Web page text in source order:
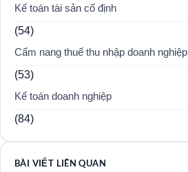
Kế toán tài sản cố định
(54)
Cẩm nang thuế thu nhập doanh nghiệp
(53)
Kế toán doanh nghiệp
(84)
BÀI VIẾT LIÊN QUAN